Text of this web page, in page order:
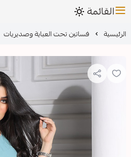
القائمة
الرئيسية فساتين تحت العباية وصديريات